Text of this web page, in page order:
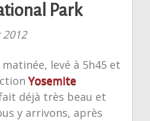
Park
levé à 5h45 et
Yosemite
déjà très beau et
y arrivons, après